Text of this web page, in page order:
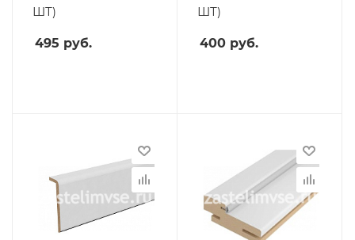
ШТ)
495 руб.
ШТ)
400 руб.